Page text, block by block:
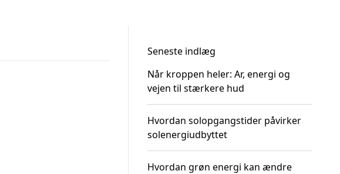
Seneste indlæg
Når kroppen heler: Ar, energi og
vejen til stærkere hud
Hvordan solopgangstider påvirker
solenergiudbyttet
Hvordan grøn energi kan ændre